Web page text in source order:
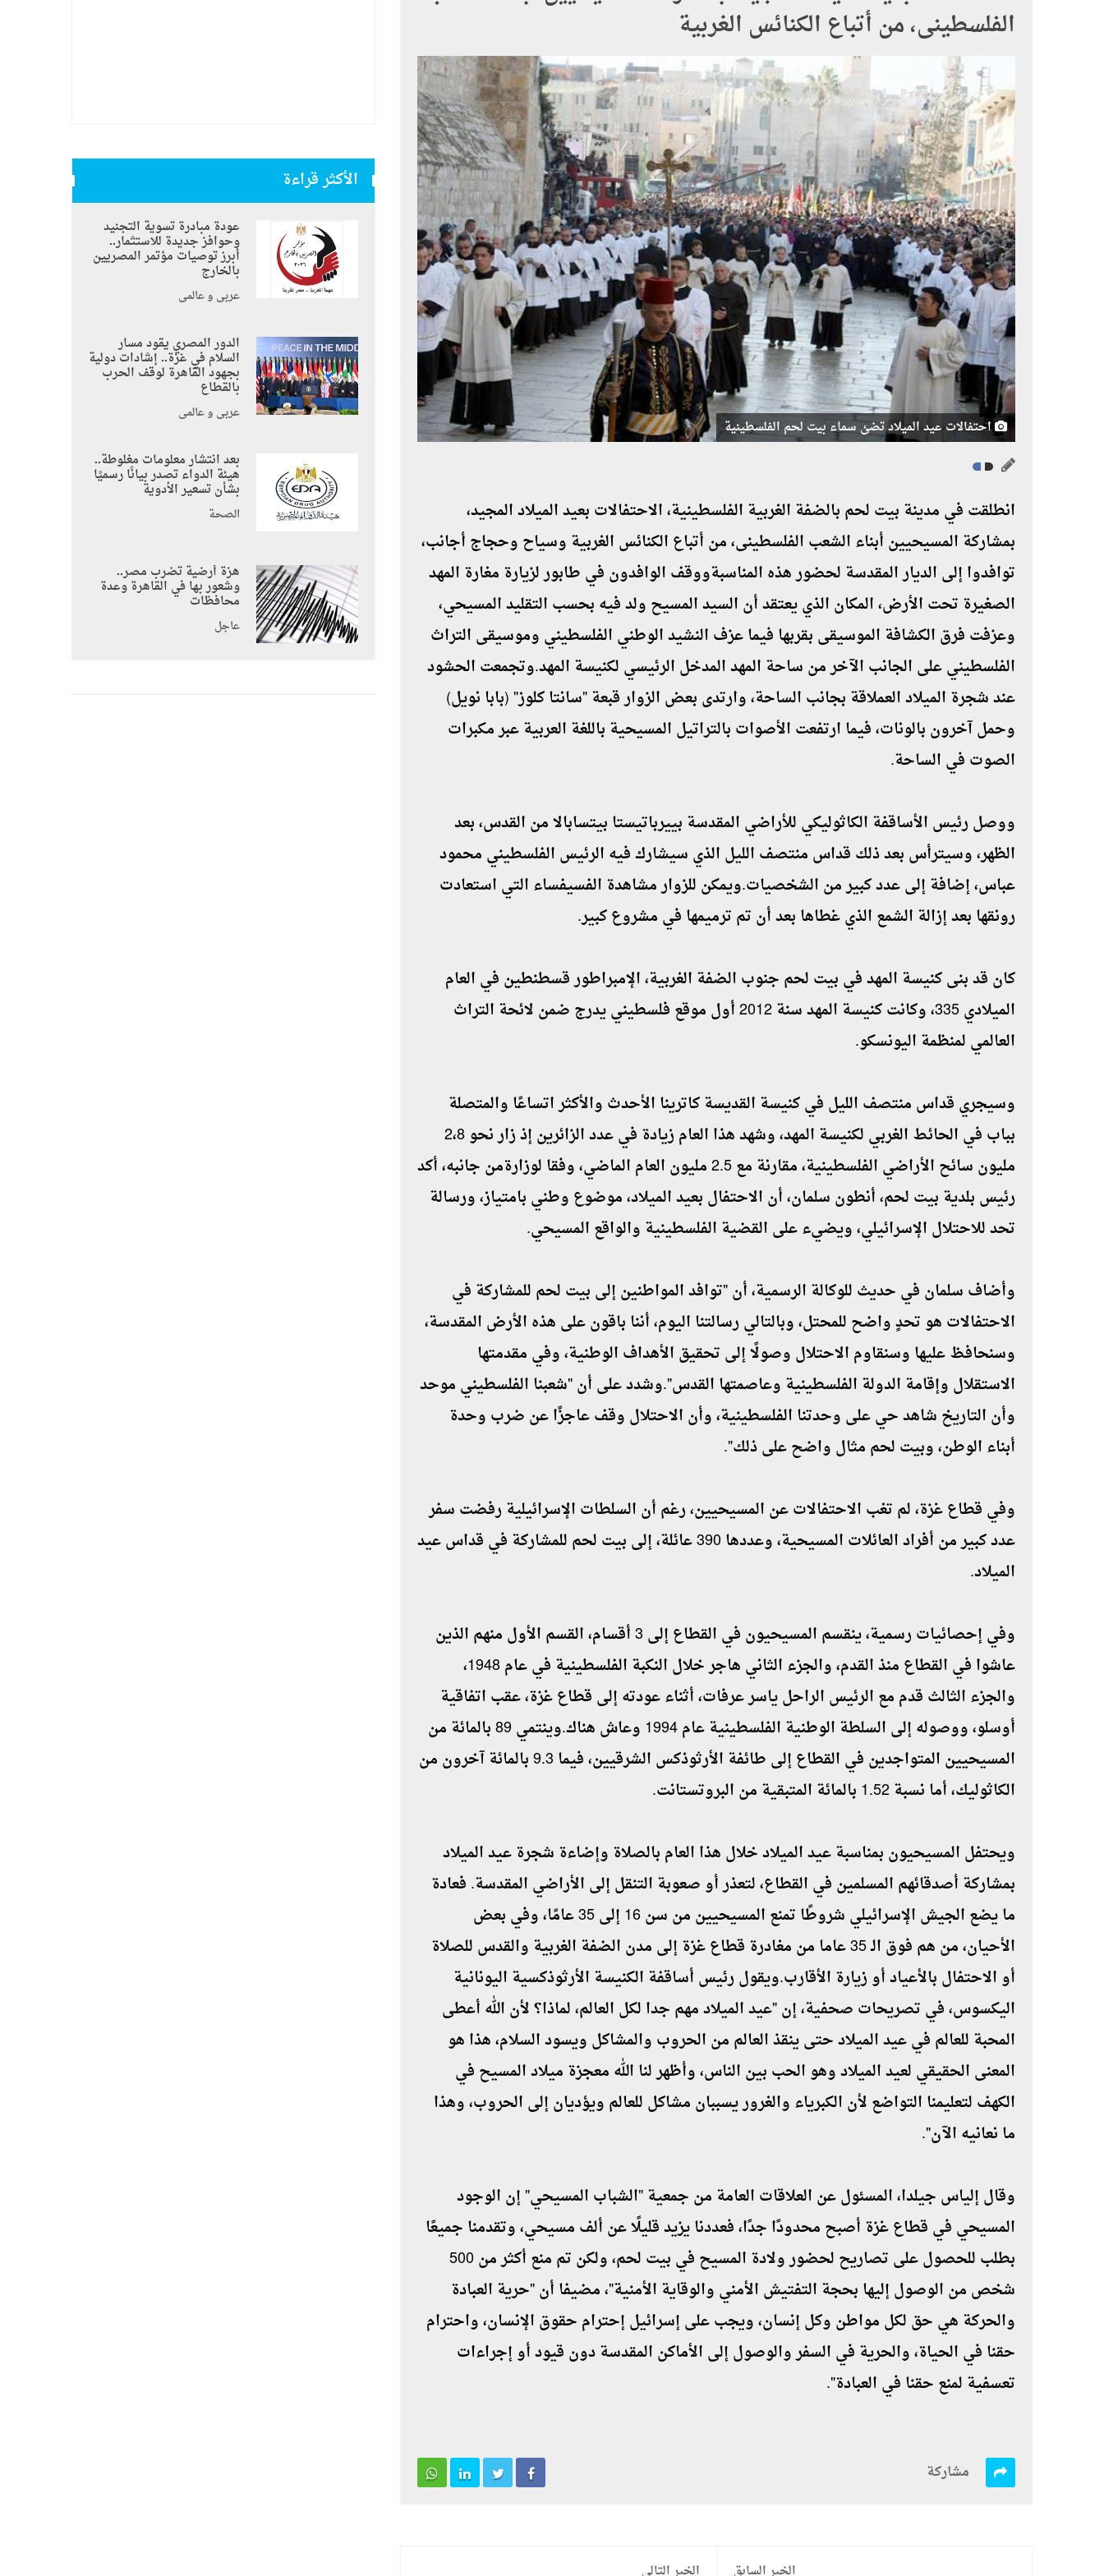
الفلسطينى، من أتباع الكنائس الغربية
احتفالات عيد الميلاد تضئ سماء بيت لحم الفلسطينية
انطلقت في مدينة بيت لحم بالضفة الغربية الفلسطينية، الاحتفالات بعيد الميلاد المجيد،
بمشاركة المسيحيين أبناء الشعب الفلسطينى، من أتباع الكنائس الغربية وسياح وحجاج أجانب،
توافدوا إلى الديار المقدسة لحضور هذه المناسبةووقف الوافدون في طابور لزيارة مغارة المهد
الصغيرة تحت الأرض، المكان الذي يعتقد أن السيد المسيح ولد فيه بحسب التقليد المسيحي،
وعزفت فرق الكشافة الموسيقى بقربها فيما عزف النشيد الوطني الفلسطيني وموسيقى التراث
الفلسطيني على الجانب الآخر من ساحة المهد المدخل الرئيسي لكنيسة المهد.وتجمعت الحشود
عند شجرة الميلاد العملاقة بجانب الساحة، وارتدى بعض الزوار قبعة "سانتا كلوز" (بابا نويل)
وحمل آخرون بالونات، فيما ارتفعت الأصوات بالتراتيل المسيحية باللغة العربية عبر مكبرات
الصوت في الساحة.
ووصل رئيس الأساقفة الكاثوليكي للأراضي المقدسة بييرباتيستا بيتسابالا من القدس، بعد
الظهر، وسيترأس بعد ذلك قداس منتصف الليل الذي سيشارك فيه الرئيس الفلسطيني محمود
عباس، إضافة إلى عدد كبير من الشخصيات.ويمكن للزوار مشاهدة الفسيفساء التي استعادت
رونقها بعد إزالة الشمع الذي غطاها بعد أن تم ترميمها في مشروع كبير.
كان قد بنى كنيسة المهد في بيت لحم جنوب الضفة الغربية، الإمبراطور قسطنطين في العام
الميلادي 335، وكانت كنيسة المهد سنة 2012 أول موقع فلسطيني يدرج ضمن لائحة التراث
العالمي لمنظمة اليونسكو.
وسيجري قداس منتصف الليل في كنيسة القديسة كاترينا الأحدث والأكثر اتساعًا والمتصلة
بباب في الحائط الغربي لكنيسة المهد، وشهد هذا العام زيادة في عدد الزائرين إذ زار نحو 2،8
مليون سائح الأراضي الفلسطينية، مقارنة مع 2.5 مليون العام الماضي، وفقا لوزارةمن جانبه، أكد
رئيس بلدية بيت لحم، أنطون سلمان، أن الاحتفال بعيد الميلاد، موضوع وطني بامتياز، ورسالة
تحد للاحتلال الإسرائيلي، ويضيء على القضية الفلسطينية والواقع المسيحي.
وأضاف سلمان في حديث للوكالة الرسمية، أن "توافد المواطنين إلى بيت لحم للمشاركة في
الاحتفالات هو تحدٍ واضح للمحتل، وبالتالي رسالتنا اليوم، أننا باقون على هذه الأرض المقدسة،
وسنحافظ عليها وسنقاوم الاحتلال وصولًا إلى تحقيق الأهداف الوطنية، وفي مقدمتها
الاستقلال وإقامة الدولة الفلسطينية وعاصمتها القدس".وشدد على أن "شعبنا الفلسطيني موحد
وأن التاريخ شاهد حي على وحدتنا الفلسطينية، وأن الاحتلال وقف عاجزًا عن ضرب وحدة
أبناء الوطن، وبيت لحم مثال واضح على ذلك".
وفي قطاع غزة، لم تغب الاحتفالات عن المسيحيين، رغم أن السلطات الإسرائيلية رفضت سفر
عدد كبير من أفراد العائلات المسيحية، وعددها 390 عائلة، إلى بيت لحم للمشاركة في قداس عيد
الميلاد.
وفي إحصائيات رسمية، ينقسم المسيحيون في القطاع إلى 3 أقسام، القسم الأول منهم الذين
عاشوا في القطاع منذ القدم، والجزء الثاني هاجر خلال النكبة الفلسطينية في عام 1948،
والجزء الثالث قدم مع الرئيس الراحل ياسر عرفات، أثناء عودته إلى قطاع غزة، عقب اتفاقية
أوسلو، ووصوله إلى السلطة الوطنية الفلسطينية عام 1994 وعاش هناك.وينتمي 89 بالمائة من
المسيحيين المتواجدين في القطاع إلى طائفة الأرثوذكس الشرقيين، فيما 9.3 بالمائة آخرون من
الكاثوليك، أما نسبة 1.52 بالمائة المتبقية من البروتستانت.
ويحتفل المسيحيون بمناسبة عيد الميلاد خلال هذا العام بالصلاة وإضاءة شجرة عيد الميلاد
بمشاركة أصدقائهم المسلمين في القطاع، لتعذر أو صعوبة التنقل إلى الأراضي المقدسة. فعادة
ما يضع الجيش الإسرائيلي شروطًا تمنع المسيحيين من سن 16 إلى 35 عامًا، وفي بعض
الأحيان، من هم فوق الـ 35 عاما من مغادرة قطاع غزة إلى مدن الضفة الغربية والقدس للصلاة
أو الاحتفال بالأعياد أو زيارة الأقارب.ويقول رئيس أساقفة الكنيسة الأرثوذكسية اليونانية
اليكسوس، في تصريحات صحفية، إن "عيد الميلاد مهم جدا لكل العالم، لماذا؟ لأن الله أعطى
المحبة للعالم في عيد الميلاد حتى ينقذ العالم من الحروب والمشاكل ويسود السلام، هذا هو
المعنى الحقيقي لعيد الميلاد وهو الحب بين الناس، وأظهر لنا الله معجزة ميلاد المسيح في
الكهف لتعليمنا التواضع لأن الكبرياء والغرور يسببان مشاكل للعالم ويؤديان إلى الحروب، وهذا
ما نعانيه الآن".
وقال إلياس جيلدا، المسئول عن العلاقات العامة من جمعية "الشباب المسيحي" إن الوجود
المسيحي في قطاع غزة أصبح محدودًا جدًا، فعددنا يزيد قليلًا عن ألف مسيحي، وتقدمنا جميعًا
بطلب للحصول على تصاريح لحضور ولادة المسيح في بيت لحم، ولكن تم منع أكثر من 500
شخص من الوصول إليها بحجة التفتيش الأمني والوقاية الأمنية"، مضيفا أن "حرية العبادة
والحركة هي حق لكل مواطن وكل إنسان، ويجب على إسرائيل إحترام حقوق الإنسان، واحترام
حقنا في الحياة، والحرية في السفر والوصول إلى الأماكن المقدسة دون قيود أو إجراءات
تعسفية لمنع حقنا في العبادة".
مشاركة
الأكثر قراءة
عودة مبادرة تسوية التجنيد
وحوافز جديدة للاستثمار..
أبرز توصيات مؤتمر المصريين
بالخارج
عربي و عالمي
الدور المصري يقود مسار
السلام في غزة.. إشادات دولية
بجهود القاهرة لوقف الحرب
بالقطاع
عربي و عالمي
بعد انتشار معلومات مغلوطة..
هيئة الدواء تصدر بيانًا رسميًا
بشأن تسعير الأدوية
الصحة
هزة أرضية تضرب مصر..
وشعور بها في القاهرة وعدة
محافظات
عاجل